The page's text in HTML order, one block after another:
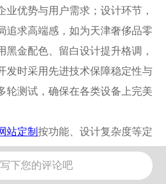
业优势与用户需求；设计环节，
追求高端感，如为天津奢侈品零
黑金配色、留白设计提升格调，
发时采用先进技术保障稳定性与
轮测试，确保在各类设备上完美
站定制按功能、设计复杂度等定
创企业，带电商、数据管理等功
网站能提升品牌形象、转化客
写下您的评论吧